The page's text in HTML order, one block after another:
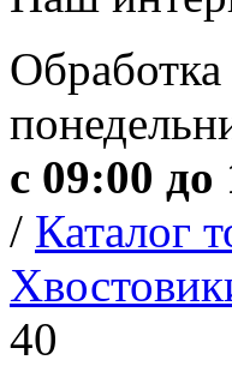
Обработка
с 09:00 до
/ Каталог
40